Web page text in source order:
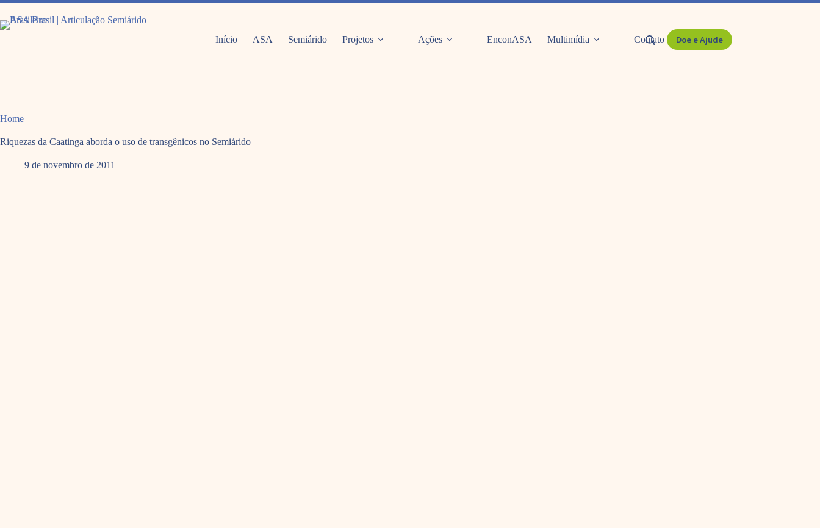
Pular
para
o
Início ASA Semiárido Projetos Ações EnconASA Multimídia Contato Doe e Ajude
Home
Riquezas da Caatinga aborda o uso de transgênicos no Semiárido
9 de novembro de 2011